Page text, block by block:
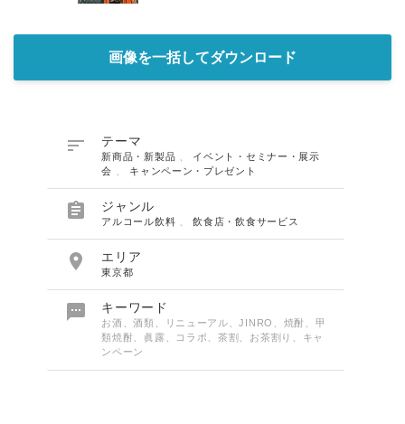
画像を一括してダウンロード
 テーマ
新商品・新製品
イベント・セミナー・展示
会
キャンペーン・プレゼント
 ジャンル
アルコール飲料 、飲食店・飲食サービス
 エリア
東京都
 キーワード
お酒、酒類、リニューアル、JINRO、焼酎、甲
類焼酎、眞露、コラボ、茶割、お茶割り、キャ
ンペーン